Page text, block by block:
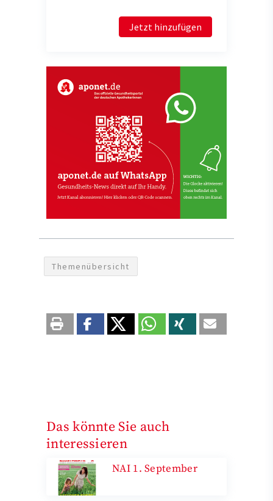
Jetzt hinzufügen
Themenübersicht
Das könnte Sie auch
interessieren
NAI 1. September